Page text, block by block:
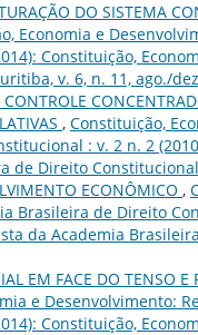
DO SISTEMA
Economia e
Constituição,
v. 6, n. 11, ago./
CONTROLE
, Constituição,
: v. 2 n. 2
de Direito
ECONÔMICO ,
Brasileira de Direito
da Academia
EM FACE DO TENSO
e Desenvolvimento:
Constituição,